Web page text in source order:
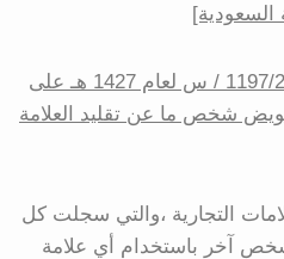
السعودية]
ينص الحكم في القضية رقم 1197/2 / س لعام 1427 هـ على
شخص ما عن تقليد العلامة
نظام العلامات التجارية ،والتي سجلت كل
شخص آخر باستخدام أي علامة